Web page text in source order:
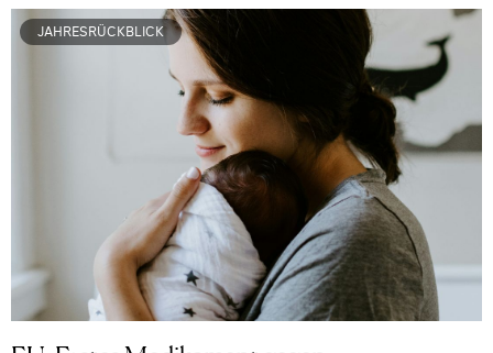
JAHRESRÜCKBLICK